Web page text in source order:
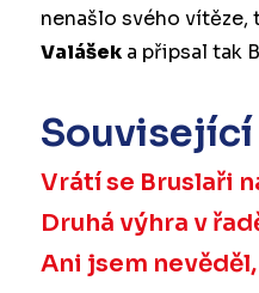
nenašlo svého vítěze,
Valášek a připsal tak
Vrátí se Bruslaři
Druhá výhra v
Ani jsem